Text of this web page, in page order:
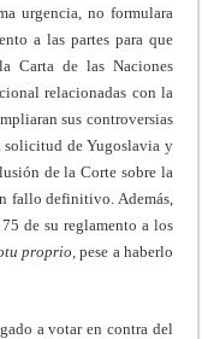
urgencia, no formulara
a las partes para que
Carta de las Naciones
relacionadas con la
sus controversias
solicitud de Yugoslavia y
de la Corte sobre la
fallo definitivo. Además,
de su reglamento a los
proprio, pese a haberlo
a votar en contra del